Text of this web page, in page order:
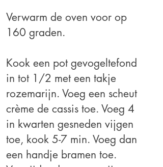
Verwarm de oven voor op
160 graden.
Kook een pot gevogeltefond
in tot 1/2 met een takje
rozemarijn. Voeg een scheut
crème de cassis toe. Voeg 4
in kwarten gesneden vijgen
toe, kook 5-7 min. Voeg dan
een handje bramen toe.